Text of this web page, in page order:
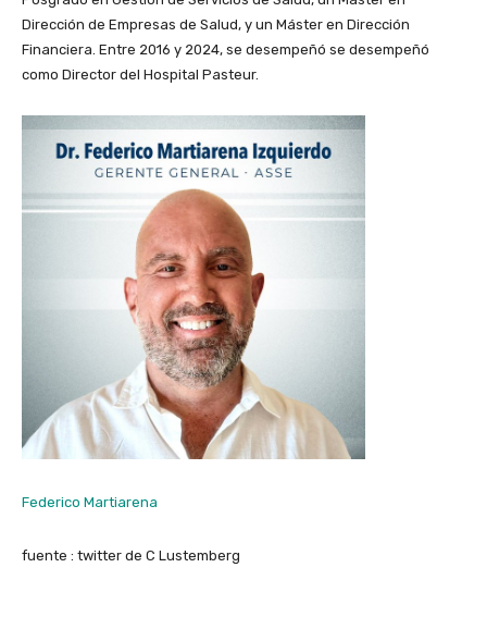
Dirección de Empresas de Salud, y un Máster en Dirección
Financiera. Entre 2016 y 2024, se desempeñó se desempeñó
como Director del Hospital Pasteur.
Federico Martiarena
fuente : twitter de C Lustemberg